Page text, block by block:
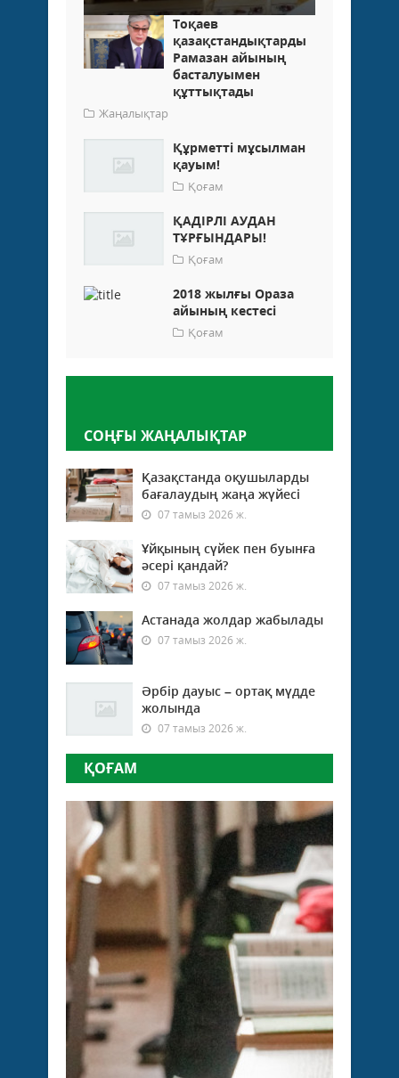
Тоқаев
қазақстандықтарды
Рамазан айының
басталуымен
құттықтады
Жаңалықтар
Құрметті мұсылман
қауым!
Қоғам
ҚАДІРЛІ АУДАН
ТҰРҒЫНДАРЫ!
Қоғам
2018 жылғы Ораза
айының кестесі
Қоғам
СОҢҒЫ ЖАҢАЛЫҚТАР
Қазақстанда оқушыларды
бағалаудың жаңа жүйесі
07 тамыз 2026 ж.
Ұйқының сүйек пен буынға
әсері қандай?
07 тамыз 2026 ж.
Астанада жолдар жабылады
07 тамыз 2026 ж.
Әрбір дауыс – ортақ мүдде
жолында
07 тамыз 2026 ж.
ҚОҒАМ